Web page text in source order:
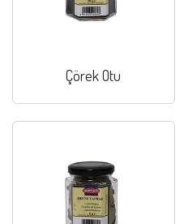
Çörek Otu